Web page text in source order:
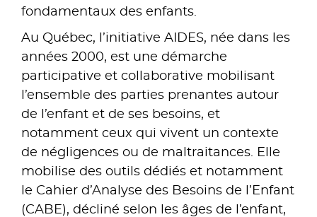
fondamentaux des enfants.
Au Québec, l’initiative AIDES, née dans les
années 2000, est une démarche
participative et collaborative mobilisant
l’ensemble des parties prenantes autour
de l’enfant et de ses besoins, et
notamment ceux qui vivent un contexte
de négligences ou de maltraitances. Elle
mobilise des outils dédiés et notamment
le Cahier d’Analyse des Besoins de l’Enfant
(CABE), décliné selon les âges de l’enfant,